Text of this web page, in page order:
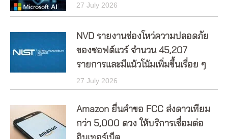
27 July 2026
NVD รายงานช่องโหว่ความปลอดภัย
ของซอฟต์แวร์ จำนวน 45,207
รายการและมีแน้วโน้มเพิ่มขึ้นเรื่อย ๆ
27 July 2026
Amazon ยื่นคำขอ FCC ส่งดาวเทียม
กว่า 5,000 ดวง ให้บริการเชื่อมต่อ